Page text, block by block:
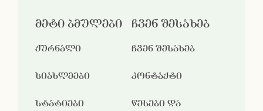
მეტი ბმულები
ჟურნალი
სიახლეები
სტატიები
ჩვენ შესახებ
ჩვენ შესახებ
კონტაქტი
წესები და